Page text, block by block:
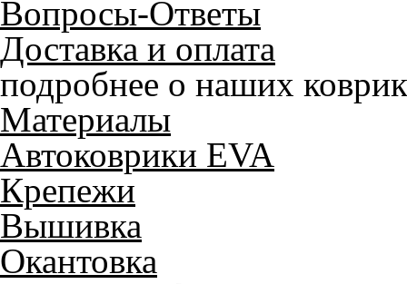
Вопросы-Ответы
Доставка и оплата
подробнее о наших
Материалы
Автоковрики EVA
Крепежи
Вышивка
Окантовка